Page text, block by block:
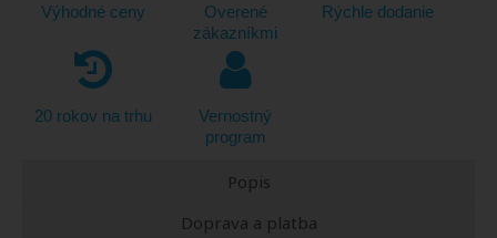
Výhodné ceny
Overené
zákazníkmi
Rýchle dodanie
20 rokov na trhu
Vernostný
program
Popis
Doprava a platba